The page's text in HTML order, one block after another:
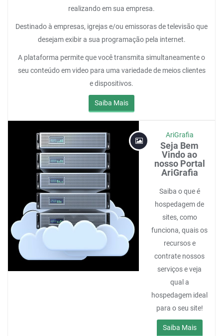
realizando em sua empresa.
Destinado à empresas, igrejas e/ou emissoras de televisão que
desejam exibir a sua programação pela internet.
A plataforma permite que você transmita simultaneamente o
seu conteúdo em video para uma variedade de meios clientes
e dispositivos.
Saiba Mais
AriGrafia
Seja Bem
Vindo ao
nosso Portal
AriGrafia
Saiba o que é
hospedagem de
sites, como
funciona, quais os
recursos e
contrate nossos
serviços e veja
qual a
hospedagem ideal
para o seu site!
Saiba Mais